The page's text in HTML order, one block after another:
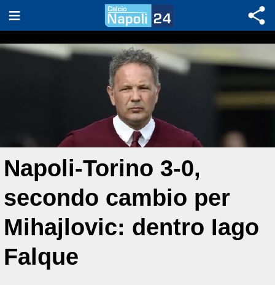
Napoli-Torino 3-0,
secondo cambio per
Mihajlovic: dentro Iago
Falque